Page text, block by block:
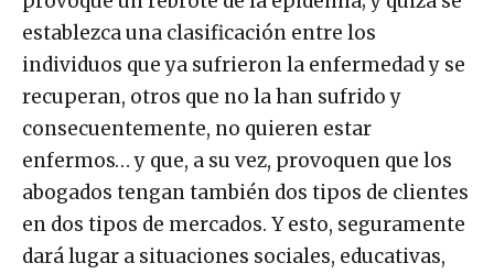
establezca una clasificación entre los
individuos que ya sufrieron la enfermedad y se
recuperan, otros que no la han sufrido y
consecuentemente, no quieren estar
enfermos… y que, a su vez, provoquen que los
abogados tengan también dos tipos de clientes
en dos tipos de mercados. Y esto, seguramente
dará lugar a situaciones sociales, educativas,